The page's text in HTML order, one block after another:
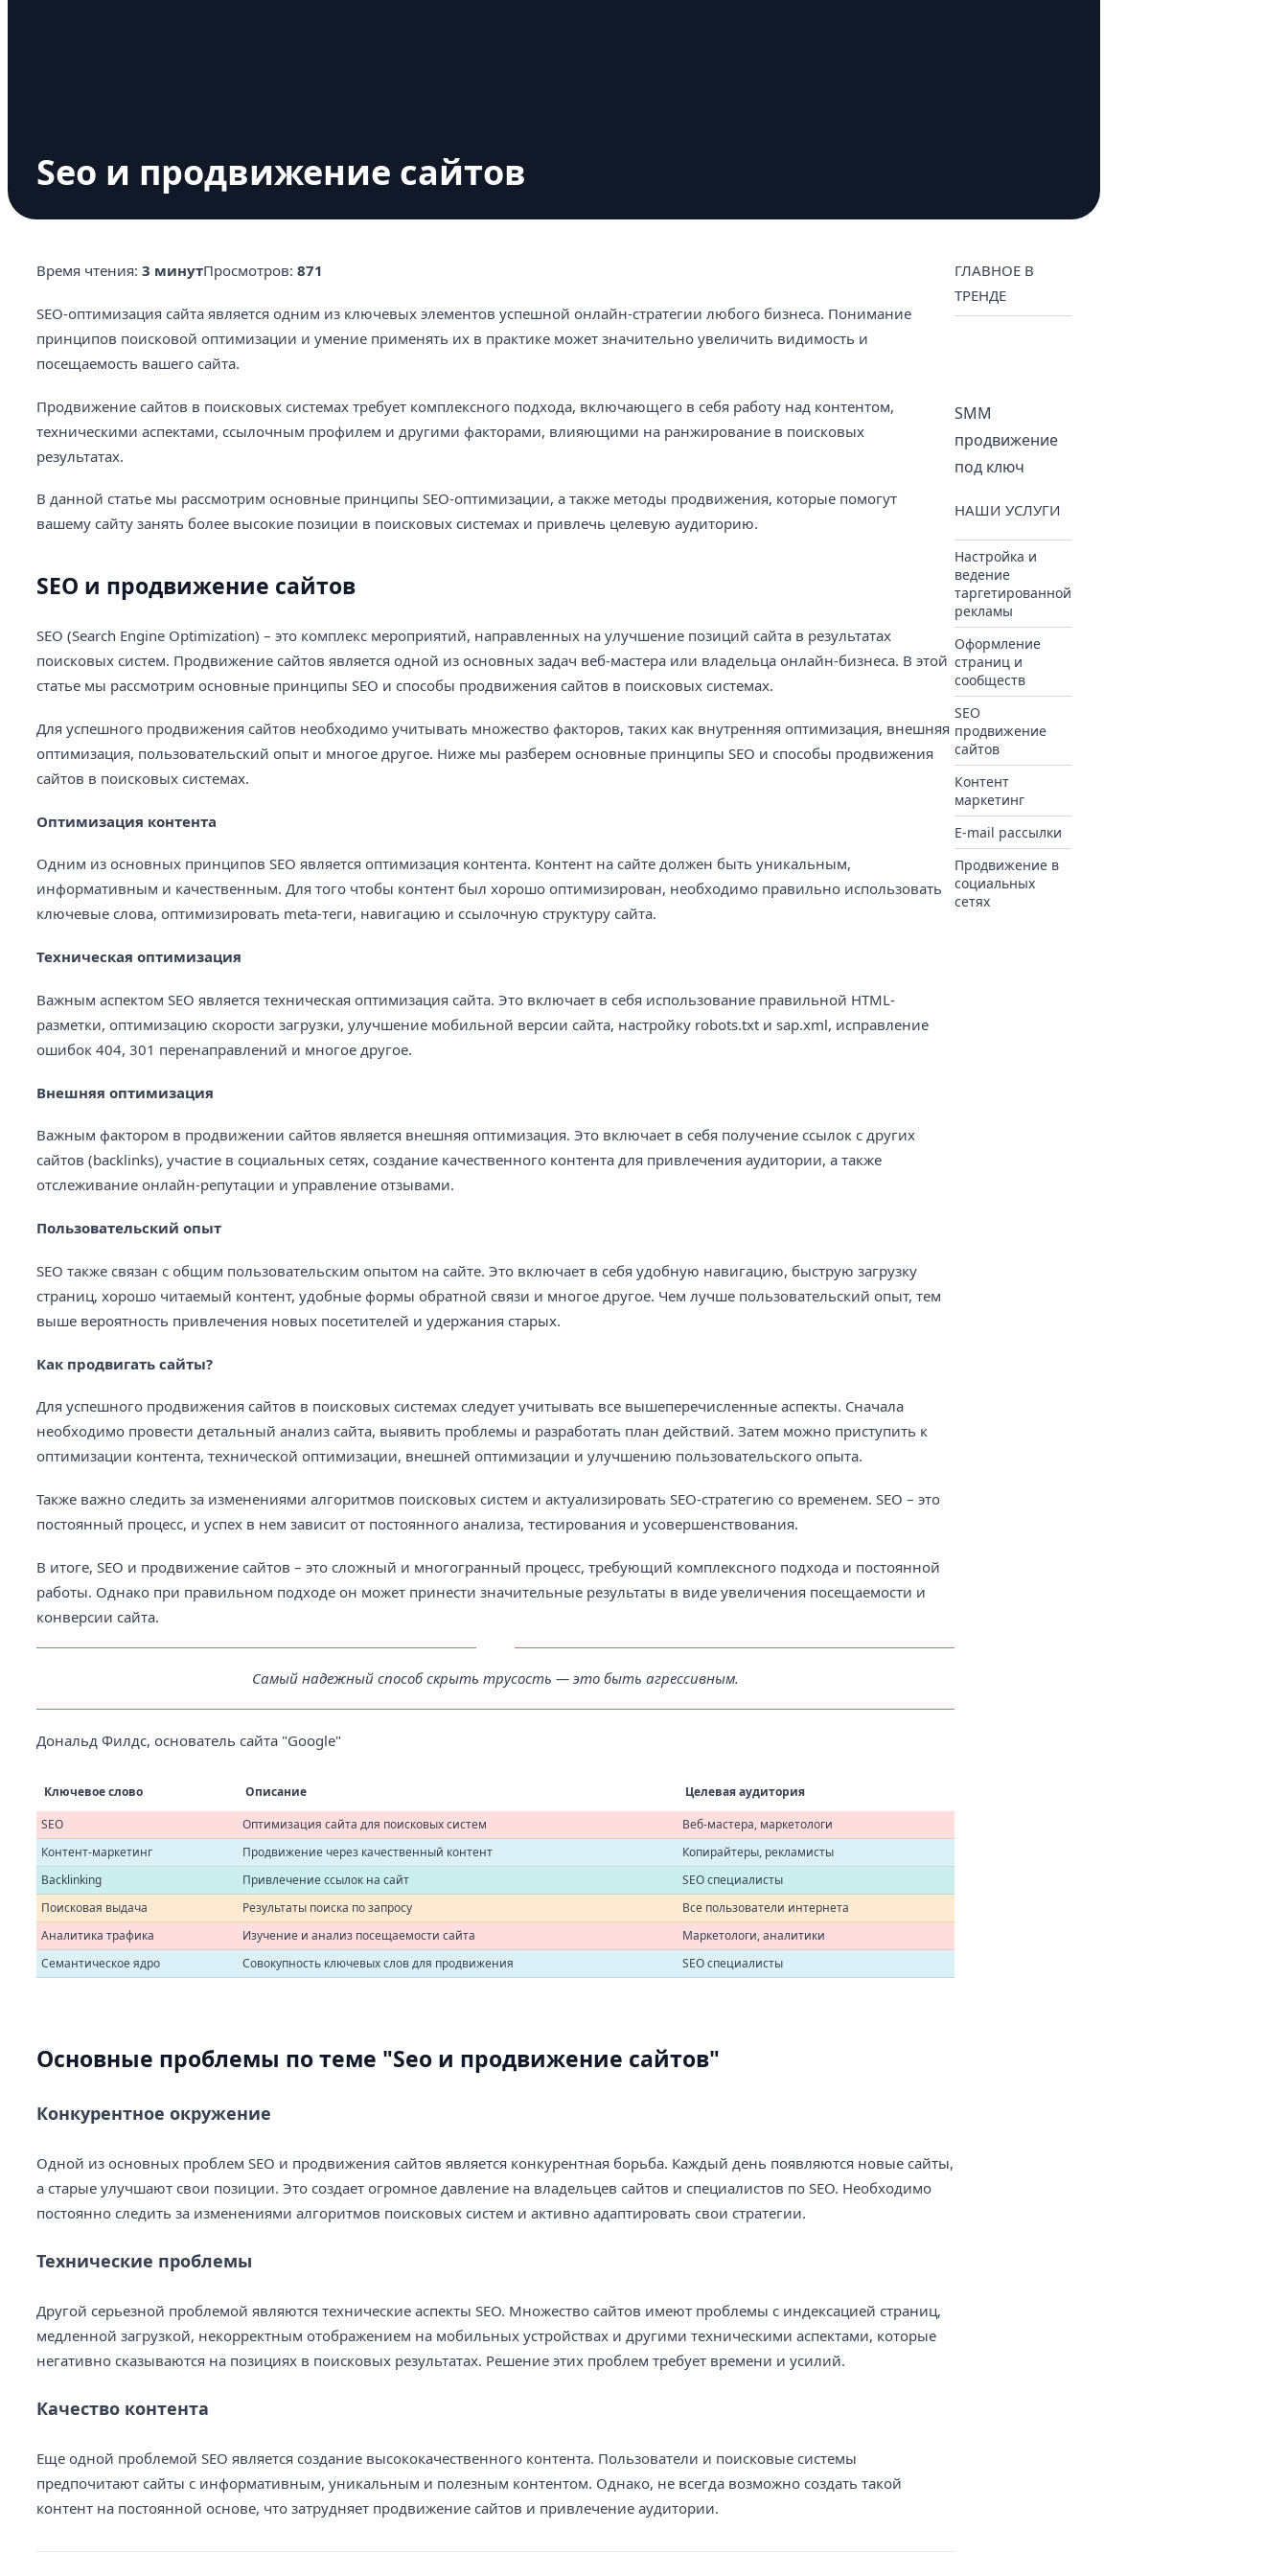
Seo и продвижение сайтов
Время чтения: 3 минутПросмотров: 871
SEO-оптимизация сайта является одним из ключевых элементов успешной онлайн-стратегии любого бизнеса. Понимание
принципов поисковой оптимизации и умение применять их в практике может значительно увеличить видимость и
посещаемость вашего сайта.
Продвижение сайтов в поисковых системах требует комплексного подхода, включающего в себя работу над контентом,
техническими аспектами, ссылочным профилем и другими факторами, влияющими на ранжирование в поисковых
результатах.
В данной статье мы рассмотрим основные принципы SEO-оптимизации, а также методы продвижения, которые помогут
вашему сайту занять более высокие позиции в поисковых системах и привлечь целевую аудиторию.
SEO и продвижение сайтов
SEO (Search Engine Optimization) – это комплекс мероприятий, направленных на улучшение позиций сайта в результатах
поисковых систем. Продвижение сайтов является одной из основных задач веб-мастера или владельца онлайн-бизнеса. В этой
статье мы рассмотрим основные принципы SEO и способы продвижения сайтов в поисковых системах.
Для успешного продвижения сайтов необходимо учитывать множество факторов, таких как внутренняя оптимизация, внешняя
оптимизация, пользовательский опыт и многое другое. Ниже мы разберем основные принципы SEO и способы продвижения
сайтов в поисковых системах.
Оптимизация контента
Одним из основных принципов SEO является оптимизация контента. Контент на сайте должен быть уникальным,
информативным и качественным. Для того чтобы контент был хорошо оптимизирован, необходимо правильно использовать
ключевые слова, оптимизировать meta-теги, навигацию и ссылочную структуру сайта.
Техническая оптимизация
Важным аспектом SEO является техническая оптимизация сайта. Это включает в себя использование правильной HTML-
разметки, оптимизацию скорости загрузки, улучшение мобильной версии сайта, настройку robots.txt и sap.xml, исправление
ошибок 404, 301 перенаправлений и многое другое.
Внешняя оптимизация
Важным фактором в продвижении сайтов является внешняя оптимизация. Это включает в себя получение ссылок с других
сайтов (backlinks), участие в социальных сетях, создание качественного контента для привлечения аудитории, а также
отслеживание онлайн-репутации и управление отзывами.
Пользовательский опыт
SEO также связан с общим пользовательским опытом на сайте. Это включает в себя удобную навигацию, быструю загрузку
страниц, хорошо читаемый контент, удобные формы обратной связи и многое другое. Чем лучше пользовательский опыт, тем
выше вероятность привлечения новых посетителей и удержания старых.
Как продвигать сайты?
Для успешного продвижения сайтов в поисковых системах следует учитывать все вышеперечисленные аспекты. Сначала
необходимо провести детальный анализ сайта, выявить проблемы и разработать план действий. Затем можно приступить к
оптимизации контента, технической оптимизации, внешней оптимизации и улучшению пользовательского опыта.
Также важно следить за изменениями алгоритмов поисковых систем и актуализировать SEO-стратегию со временем. SEO – это
постоянный процесс, и успех в нем зависит от постоянного анализа, тестирования и усовершенствования.
В итоге, SEO и продвижение сайтов – это сложный и многогранный процесс, требующий комплексного подхода и постоянной
работы. Однако при правильном подходе он может принести значительные результаты в виде увеличения посещаемости и
конверсии сайта.
Самый надежный способ скрыть трусость — это быть агрессивным.
Дональд Филдс, основатель сайта "Google"
Ключевое слово Описание
Целевая аудитория
SEO
Оптимизация сайта для поисковых систем
Веб-мастера, маркетологи
Контент-маркетинг
Продвижение через качественный контент
Копирайтеры, рекламисты
Backlinking
Привлечение ссылок на сайт
SEO специалисты
Поисковая выдача
Результаты поиска по запросу
Все пользователи интернета
Аналитика трафика
Изучение и анализ посещаемости сайта
Маркетологи, аналитики
Семантическое ядро
Совокупность ключевых слов для продвижения SEO специалисты
Основные проблемы по теме "Seo и продвижение сайтов"
Конкурентное окружение
Одной из основных проблем SEO и продвижения сайтов является конкурентная борьба. Каждый день появляются новые сайты,
а старые улучшают свои позиции. Это создает огромное давление на владельцев сайтов и специалистов по SEO. Необходимо
постоянно следить за изменениями алгоритмов поисковых систем и активно адаптировать свои стратегии.
Технические проблемы
Другой серьезной проблемой являются технические аспекты SEO. Множество сайтов имеют проблемы с индексацией страниц,
медленной загрузкой, некорректным отображением на мобильных устройствах и другими техническими аспектами, которые
негативно сказываются на позициях в поисковых результатах. Решение этих проблем требует времени и усилий.
Качество контента
Еще одной проблемой SEO является создание высококачественного контента. Пользователи и поисковые системы
предпочитают сайты с информативным, уникальным и полезным контентом. Однако, не всегда возможно создать такой
контент на постоянной основе, что затрудняет продвижение сайтов и привлечение аудитории.
ГЛАВНОЕ В
ТРЕНДЕ
SMM
продвижение
под ключ
НАШИ УСЛУГИ
Настройка и
ведение
таргетированной
рекламы
Оформление
страниц и
сообществ
SEO
продвижение
сайтов
Контент
маркетинг
E-mail рассылки
Продвижение в
социальных
сетях